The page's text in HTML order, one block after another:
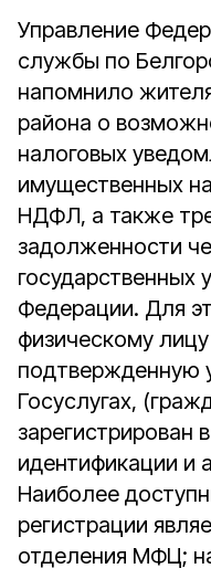
Управление
службы по
напомнило
района о
налоговых
имущественных
НДФЛ, а также
задолженности
государственных
Федерации. Для
физическому
подтвержденную
Госуслугах,
зарегистрирован
идентификации и
Наиболее
регистрации
отделения МФЦ;